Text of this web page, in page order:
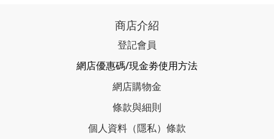
商店介紹
登記會員
網店優惠碼/現金劵使用方法
網店購物金
條款與細則
個人資料（隱私）條款